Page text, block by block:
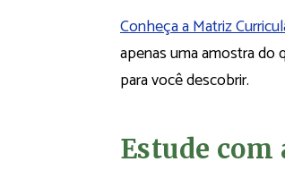
Conheça a Matriz
apenas uma amostra do
para você descobrir.
Estude com